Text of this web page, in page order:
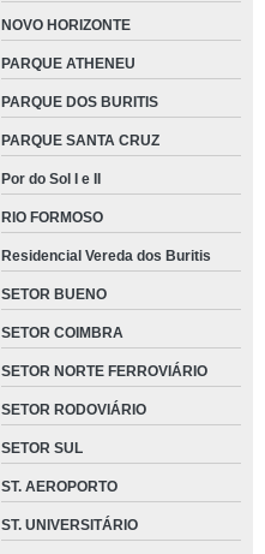
NOVO HORIZONTE
PARQUE ATHENEU
PARQUE DOS BURITIS
PARQUE SANTA CRUZ
Por do Sol I e II
RIO FORMOSO
Residencial Vereda dos Buritis
SETOR BUENO
SETOR COIMBRA
SETOR NORTE FERROVIÁRIO
SETOR RODOVIÁRIO
SETOR SUL
ST. AEROPORTO
ST. UNIVERSITÁRIO